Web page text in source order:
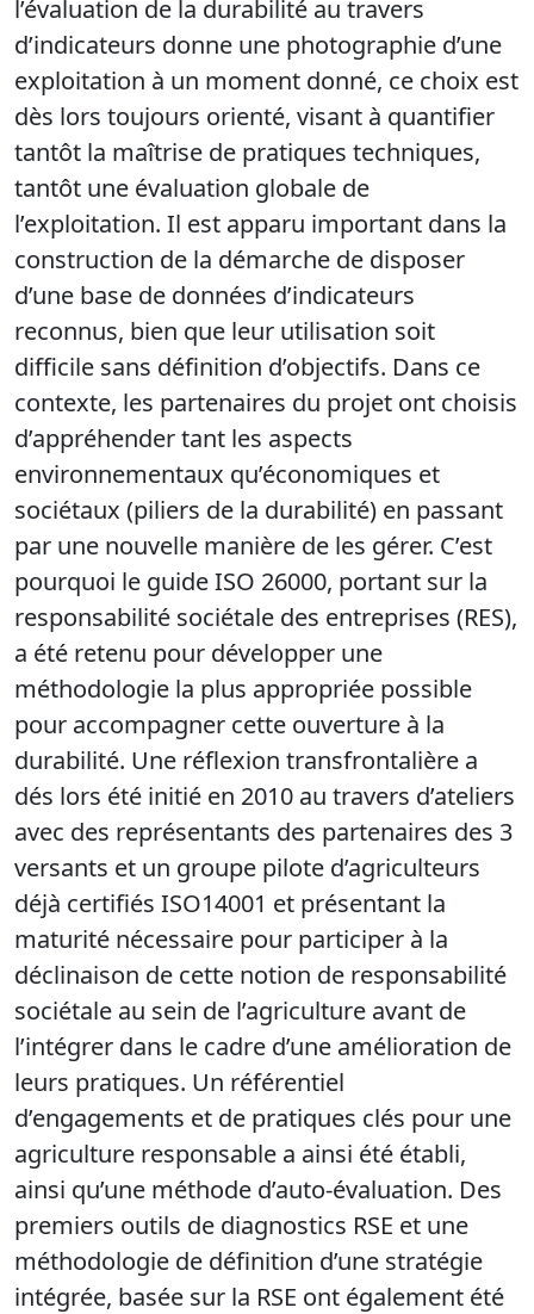
l’évaluation de la durabilité au travers
d’indicateurs donne une photographie d’une
exploitation à un moment donné, ce choix est
dès lors toujours orienté, visant à quantifier
tantôt la maîtrise de pratiques techniques,
tantôt une évaluation globale de
l’exploitation. Il est apparu important dans la
construction de la démarche de disposer
d’une base de données d’indicateurs
reconnus, bien que leur utilisation soit
difficile sans définition d’objectifs. Dans ce
contexte, les partenaires du projet ont choisis
d’appréhender tant les aspects
environnementaux qu’économiques et
sociétaux (piliers de la durabilité) en passant
par une nouvelle manière de les gérer. C’est
pourquoi le guide ISO 26000, portant sur la
responsabilité sociétale des entreprises (RES),
a été retenu pour développer une
méthodologie la plus appropriée possible
pour accompagner cette ouverture à la
durabilité. Une réflexion transfrontalière a
dés lors été initié en 2010 au travers d’ateliers
avec des représentants des partenaires des 3
versants et un groupe pilote d’agriculteurs
déjà certifiés ISO14001 et présentant la
maturité nécessaire pour participer à la
déclinaison de cette notion de responsabilité
sociétale au sein de l’agriculture avant de
l’intégrer dans le cadre d’une amélioration de
leurs pratiques. Un référentiel
d’engagements et de pratiques clés pour une
agriculture responsable a ainsi été établi,
ainsi qu’une méthode d’auto-évaluation. Des
premiers outils de diagnostics RSE et une
méthodologie de définition d’une stratégie
intégrée, basée sur la RSE ont également été